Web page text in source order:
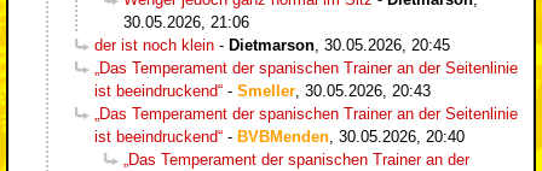
30.05.2026, 21:06
der ist noch klein - Dietmarson 30.05.2026, 20:45
„Das Temperament der spanischen Trainer an der Seitenlinie
ist beeindruckend“ - Smeller 30.05.2026, 20:43
„Das Temperament der spanischen Trainer an der Seitenlinie
ist beeindruckend“ - BVBMenden 30.05.2026, 20:40
„Das Temperament der spanischen Trainer an der